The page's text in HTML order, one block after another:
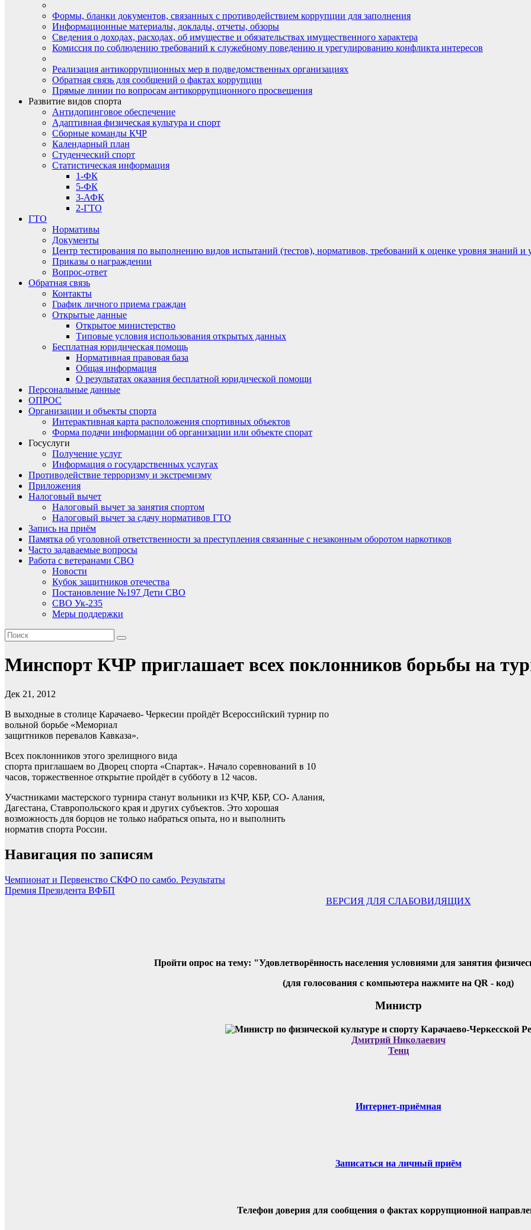
Формы, бланки документов, связанных с противодействием коррупции для заполнения
Информационные материалы, доклады, отчеты, обзоры
Сведения о доходах, расходах, об имуществе и обязательствах имущественного характера
Комиссия по соблюдению требований к служебному поведению и урегулированию конфликта интересов
Реализация антикоррупционных мер в подведомственных организациях
Обратная связь для сообщений о фактах коррупции
Прямые линии по вопросам антикоррупционного просвещения
Развитие видов спорта
Антидопинговое обеспечение
Адаптивная физическая культура и спорт
Сборные команды КЧР
Календарный план
Студенческий спорт
Статистическая информация
1-ФК
5-ФК
3-АФК
2-ГТО
ГТО
Нормативы
Документы
Центр тестирования по выполнению видов испытаний (тестов), нормативов, требований к оценке уровня знаний и
Приказы о награждении
Вопрос-ответ
Обратная связь
Контакты
График личного приема граждан
Открытые данные
Открытое министерство
Типовые условия использования открытых данных
Бесплатная юридическая помощь
Нормативная правовая база
Общая информация
О результатах оказания бесплатной юридической помощи
Персональные данные
ОПРОС
Организации и объекты спорта
Интерактивная карта расположения спортивных объектов
Форма подачи информации об организации или объекте спорат
Госуслуги
Получение услуг
Информация о государственных услугах
Противодействие терроризму и экстремизму
Приложения
Налоговый вычет
Налоговый вычет за занятия спортом
Налоговый вычет за сдачу нормативов ГТО
Запись на приём
Памятка об уголовной ответственности за преступления связанные с незаконным оборотом наркотиков
Часто задаваемые вопросы
Работа с ветеранами СВО
Новости
Кубок защитников отечества
Постановление №197 Дети СВО
СВО Ук-235
Меры поддержки
Минспорт КЧР приглашает всех поклонников борьбы на
Дек 21, 2012
В выходные в столице Карачаево- Черкесии пройдёт Всероссийский турнир по
вольной борьбе «Мемориал
защитников перевалов Кавказа».
Всех поклонников этого зрелищного вида
спорта приглашаем во Дворец спорта «Спартак». Начало соревнований в 10
часов, торжественное открытие пройдёт в субботу в 12 часов.
Участниками мастерского турнира станут вольники из КЧР, КБР, СО- Алания,
Дагестана, Ставропольского края и других субъектов. Это хорошая
возможность для борцов не только набраться опыта, но и выполнить
норматив спорта России.
Навигация по записям
Чемпионат и Первенство СКФО по самбо. Результаты
Премия Президента ВФБП
ВЕРСИЯ ДЛЯ СЛАБОВИДЯЩИХ
Пройти опрос на тему: "Удовлетворённость населения условиями для занятия
(для голосования с компьютера нажмите на QR - код)
Министр
Дмитрий Николаевич
Тенц
Интернет-приёмная
Записаться на личный приём
Телефон доверия для сообщения о фактах коррупционной